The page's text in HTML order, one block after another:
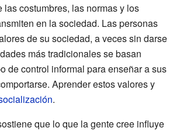
las costumbres, las normas y los
en la sociedad. Las personas
de su sociedad, a veces sin darse
más tradicionales se basan
de control informal para enseñar a sus
Aprender estos valores y
.
que lo que la gente cree influye